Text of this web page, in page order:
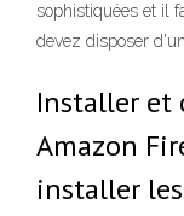
sophistiquées et il
devez disposer
Installer et
Amazon
installer